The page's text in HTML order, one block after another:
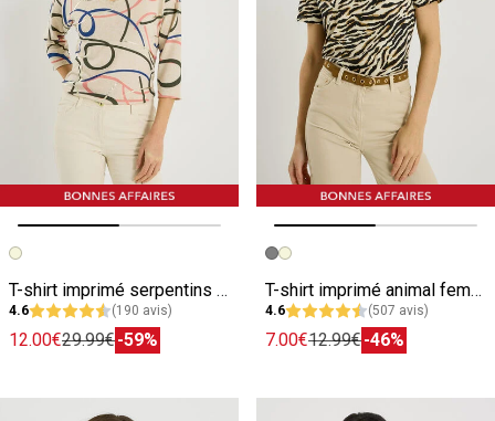
Image précédente
Image suivante
T-shirt imprimé serpentins femme
4.6 (190 avis)
12.00€29.99€-59%
Image précédente
Image suivante
T-shirt imprimé animal femme
4.6 (507 avis)
7.00€12.99€-46%